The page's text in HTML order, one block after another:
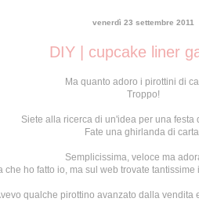
venerdì 23 settembre 2011
DIY | cupcake liner
Ma quanto adoro i pirottini di
Troppo!
Siete alla ricerca di un'idea per una festa
Fate una ghirlanda di
Semplicissima, veloce ma
che ho fatto io, ma sul web trovate
qualche pirottino avanzato dalla vendita